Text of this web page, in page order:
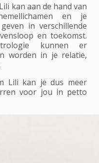
kan aan de hand van
en je
in verschillende
en toekomst.
kunnen er
worden in je relatie,
Lili kan je dus meer
voor jou in petto